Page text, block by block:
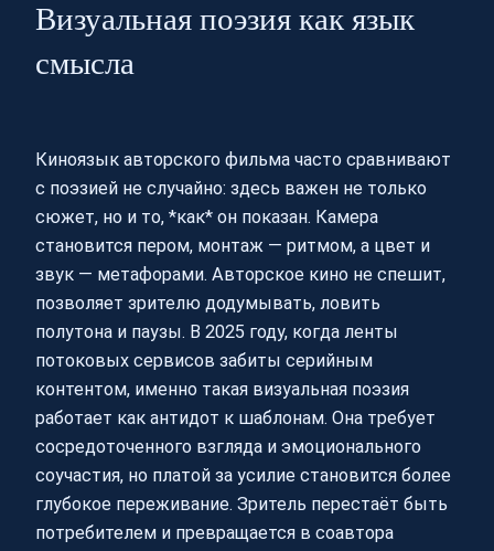
Визуальная поэзия как язык
смысла
Киноязык авторского фильма часто сравнивают
с поэзией не случайно: здесь важен не только
сюжет, но и то, *как* он показан. Камера
становится пером, монтаж — ритмом, а цвет и
звук — метафорами. Авторское кино не спешит,
позволяет зрителю додумывать, ловить
полутона и паузы. В 2025 году, когда ленты
потоковых сервисов забиты серийным
контентом, именно такая визуальная поэзия
работает как антидот к шаблонам. Она требует
сосредоточенного взгляда и эмоционального
соучастия, но платой за усилие становится более
глубокое переживание. Зритель перестаёт быть
потребителем и превращается в соавтора